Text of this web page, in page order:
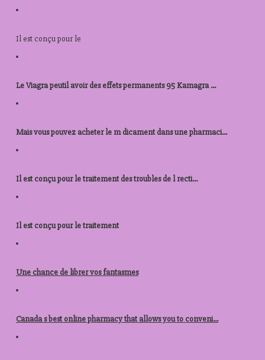
Il est conçu pour le
Le Viagra peutil avoir des effets permanents 95 Kamagra ...
Mais vous pouvez acheter le m dicament dans une pharmaci...
Il est conçu pour le traitement des troubles de l recti...
Il est conçu pour letraitement
Une chance de librer vos fantasmes
Canada s best online pharmacy that allows you to conveni...